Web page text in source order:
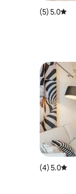
متوسط التقييم 5.0 من 5، 5 مراجعات
5.0 (5)
متوسط التقييم 5.0 من 5، 4 مراجعات
5.0 (4)